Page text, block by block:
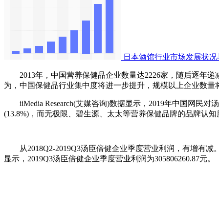
日本酒馆行业市场发展状
2013年，中国营养保健品企业数量达2226家，随后逐年递
为，中国保健品行业集中度将进一步提升，规模以上企业数量
iiMedia Research(艾媒咨询)数据显示，2019年中国网民对
(13.8%)，而无极限、碧生源、太太等营养保健品牌的品牌认
从2018Q2-2019Q3汤臣倍健企业季度营业利润，有增有减。
显示，2019Q3汤臣倍健企业季度营业利润为305806260.87元。